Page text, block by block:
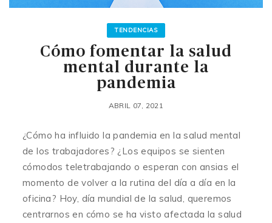
TENDENCIAS
Cómo fomentar la salud
mental durante la
pandemia
ABRIL 07, 2021
¿Cómo ha influido la pandemia en la salud mental
de los trabajadores? ¿Los equipos se sienten
cómodos teletrabajando o esperan con ansias el
momento de volver a la rutina del día a día en la
oficina? Hoy, día mundial de la salud, queremos
centrarnos en cómo se ha visto afectada la salud